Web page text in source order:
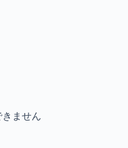
ません